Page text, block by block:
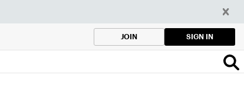
JOIN SIGN IN